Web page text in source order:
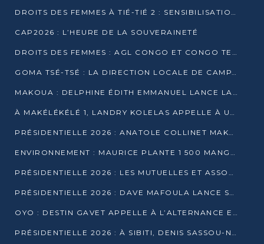
DROITS DES FEMMES À TIÉ-TIÉ 2 : SENSIBILISATION ET PÉDAGOGIE SUR LE DROIT DE VOTE
CAP2026 : L’HEURE DE LA SOUVERAINETÉ
DROITS DES FEMMES : AGL CONGO ET CONGO TERMINAL METTENT EN AVANT LE LEADERSHIP FÉMININ
GOMA TSÉ-TSÉ : LA DIRECTION LOCALE DE CAMPAGNE INTENSIFIE LA SENSIBILISATION DANS LES VILLAGES
MAKOUA : DELPHINE ÉDITH EMMANUEL LANCE LA CAMPAGNE POUR DENIS SASSOU-N’GUESSO
À MAKÉLÉKÉLÉ 1, LANDRY KOLELAS APPELLE À UNE MOBILISATION MASSIVE EN FAVEUR DE DENIS SASSOU-N’GUESSO
PRÉSIDENTIELLE 2026 : ANATOLE COLLINET MAKOSSO DÉFEND LE PROJET DE SOCIÉTÉ DE DENIS SASSOU NGUESSO
ENVIRONNEMENT : MAURICE PLANTE 1 500 MANGROVES POUR HONORER WANGARI MAATHAI
PRÉSIDENTIELLE 2026 : LES MUTUELLES ET ASSOCIATIONS S’IMPLIQUENT DANS LA CAMPAGNE ÉLECTORALE À TIÉ-TIÉ 2 (POINTE-NOIRE)
PRÉSIDENTIELLE 2026 : DAVE MAFOULA LANCE SA « VAGUE DU NOUVEAU DÉPART » À IMPFONDO
OYO : DESTIN GAVET APPELLE À L’ALTERNANCE ET À LA RESPONSABILITÉ DE LA JEUNESSE
PRÉSIDENTIELLE 2026 : À SIBITI, DENIS SASSOU-N’GUESSO PARIE SUR LES RESSOURCES DE LA LEKOUMOU